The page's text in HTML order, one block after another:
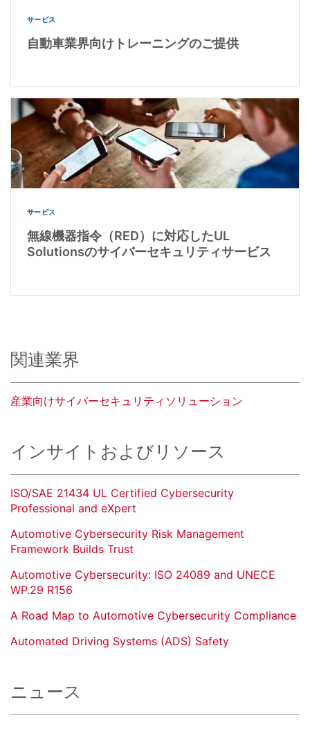
サービス
自動車業界向けトレーニングのご提供
サービス
無線機器指令（RED）に対応したUL
Solutionsのサイバーセキュリティサービス
関連業界
産業向けサイバーセキュリティソリューション
インサイトおよびリソース
ISO/SAE 21434 UL Certified Cybersecurity
Professional and eXpert
Automotive Cybersecurity Risk Management
Framework Builds Trust
Automotive Cybersecurity: ISO 24089 and UNECE
WP.29 R156
A Road Map to Automotive Cybersecurity Compliance
Automated Driving Systems (ADS) Safety
ニュース